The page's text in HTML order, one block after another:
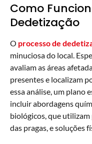
Como
Dedetização
O processo de
minuciosa do local.
avaliam as áreas
presentes e localizam
essa análise, um plano
incluir abordagens
biológicos, que
das pragas, e soluções